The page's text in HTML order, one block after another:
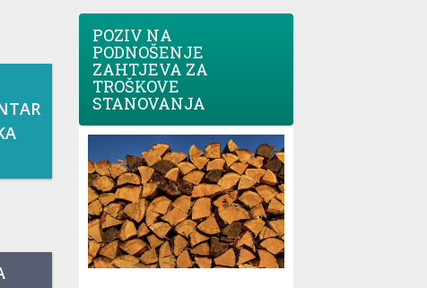
POZIV NA
PODNOŠENJE
ZAHTJEVA ZA
TROŠKOVE
STANOVANJA